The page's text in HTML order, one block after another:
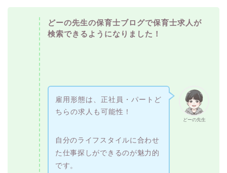
どーの先生の保育士ブログで保育士求人が
検索できるようになりました！
どーの先生
雇用形態は、正社員・パートど
ちらの求人も可能性！
自分のライフスタイルに合わせ
た仕事探しができるのが魅力的
です。